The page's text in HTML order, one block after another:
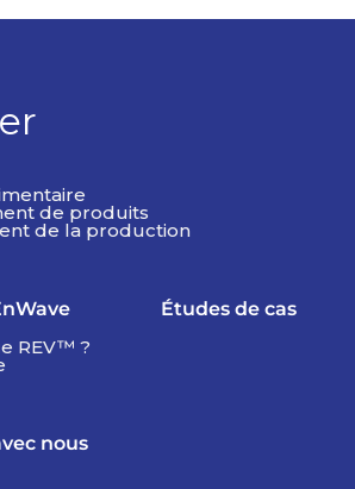
de produits
de la production
REV™ ?
Études de cas
nous